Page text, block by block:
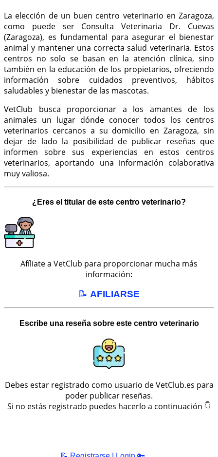
La elección de un buen centro veterinario en Zaragoza,
como puede ser Consulta Veterinaria Dr. Cuevas
(Zaragoza), es fundamental para asegurar el bienestar
animal y mantener una correcta salud veterinaria. Estos
centros no solo se basan en la atención clínica, sino
también en la educación de los propietarios, ofreciendo
información sobre cuidados preventivos, hábitos
saludables y bienestar de las mascotas.
VetClub busca proporcionar a los amantes de los
animales un lugar dónde conocer todos los centros
veterinarios cercanos a su domicilio en Zaragoza, sin
dejar de lado la posibilidad de publicar reseñas que
informen sobre sus experiencias en estos centros
veterinarios, aportando una información colaborativa
muy valiosa.
¿Eres el titular de este centro veterinario?
Afíliate a VetClub para proporcionar mucha más
información:
📝 AFILIARSE
Escribe una reseña sobre este centro veterinario
Debes estar registrado como usuario de VetClub.es para
poder publicar reseñas.
Si no estás registrado puedes hacerlo a continuación 👇